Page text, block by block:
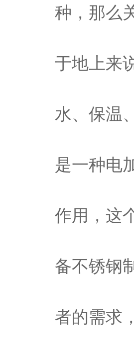
种，那么
于地上来
水、保温
是一种电
作用，这
备不锈钢
者的需求